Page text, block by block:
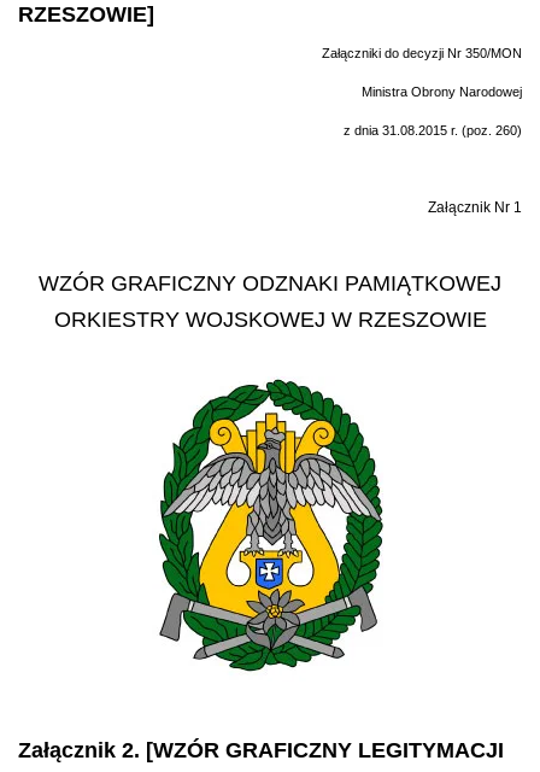
RZESZOWIE]
Załączniki do decyzji Nr 350/MON
Ministra Obrony Narodowej
z dnia 31.08.2015 r. (poz. 260)
Załącznik Nr 1
WZÓR GRAFICZNY ODZNAKI PAMIĄTKOWEJ
ORKIESTRY WOJSKOWEJ W RZESZOWIE
Załącznik 2. [WZÓR GRAFICZNY LEGITYMACJI